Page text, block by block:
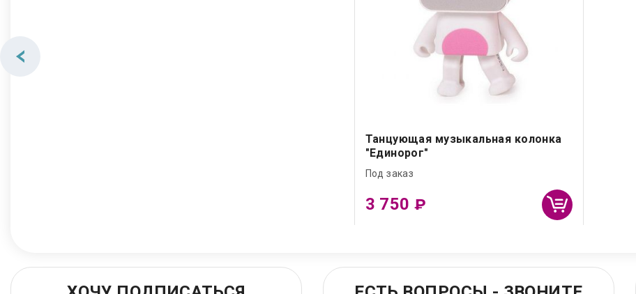
Танцующая музыкальная колонка
"Единорог"
Под заказ
3 750₽